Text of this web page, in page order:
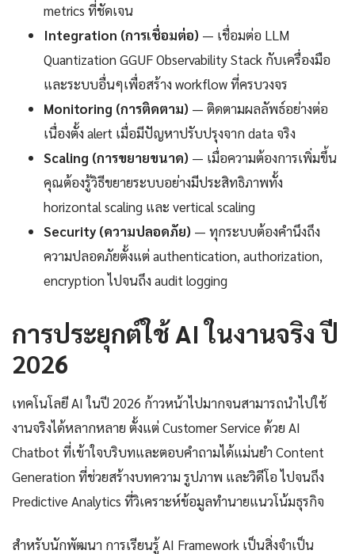
metrics ที่ชัดเจน
Integration (การเชื่อมต่อ) — เชื่อมต่อ LLM
Quantization GGUF Observability Stack กับเครื่องมือ
และระบบอื่นๆเพื่อสร้าง workflow ที่ครบวงจร
Monitoring (การติดตาม) — ติดตามผลลัพธ์อย่างต่อ
เนื่องตั้ง alert เมื่อมีปัญหาปรับปรุงจาก data จริง
Scaling (การขยายขนาด) — เมื่อความต้องการเพิ่มขึ้น
คุณต้องรู้วิธีขยายระบบอย่างมีประสิทธิภาพทั้ง
horizontal scaling และ vertical scaling
Security (ความปลอดภัย) — ทุกระบบต้องคำนึงถึง
ความปลอดภัยตั้งแต่ authentication, authorization,
encryption ไปจนถึง audit logging
การประยุกต์ใช้ AI ในงานจริง ปี
2026
เทคโนโลยี AI ในปี 2026 ก้าวหน้าไปมากจนสามารถนำไปใช้
งานจริงได้หลากหลาย ตั้งแต่ Customer Service ด้วย AI
Chatbot ที่เข้าใจบริบทและตอบคำถามได้แม่นยำ Content
Generation ที่ช่วยสร้างบทความ รูปภาพ และวิดีโอ ไปจนถึง
Predictive Analytics ที่วิเคราะห์ข้อมูลทำนายแนวโน้มธุรกิจ
สำหรับนักพัฒนา การเรียนรู้ AI Framework เป็นสิ่งจำเป็น